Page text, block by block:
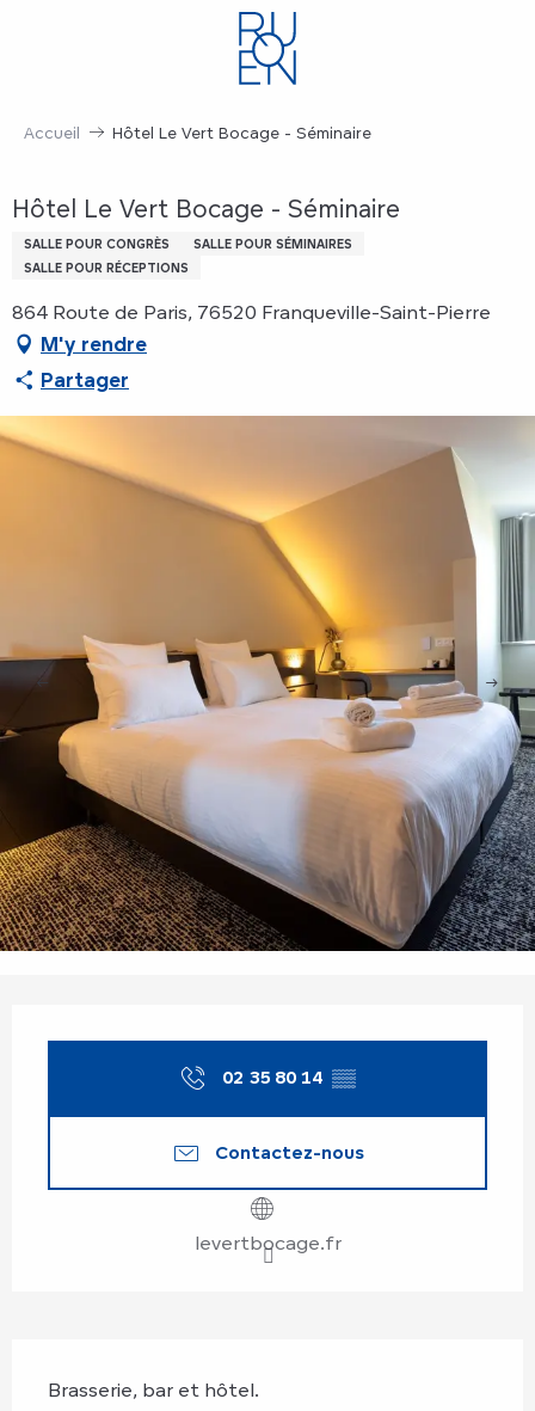
Accueil Hôtel Le Vert Bocage - Séminaire
Hôtel Le Vert Bocage - Séminaire
SALLE POUR CONGRÈS
SALLE POUR SÉMINAIRES
SALLE POUR RÉCEPTIONS
864 Route de Paris, 76520 Franqueville-Saint-Pierre
M'y rendre
Partager
02 35 80 14 ▒▒
Contactez-nous
levertbocage.fr
Brasserie, bar et hôtel.